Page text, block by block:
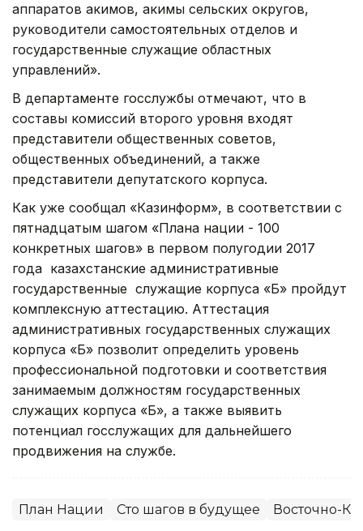
аппаратов акимов, акимы сельских округов,
руководители самостоятельных отделов и
государственные служащие областных
управлений».
В департаменте госслужбы отмечают, что в
составы комиссий второго уровня входят
представители общественных советов,
общественных объединений, а также
представители депутатского корпуса.
Как уже сообщал «Казинформ», в соответствии с
пятнадцатым шагом «Плана нации - 100
конкретных шагов» в первом полугодии 2017
года казахстанские административные
государственные служащие корпуса «Б» пройдут
комплексную аттестацию. Аттестация
административных государственных служащих
корпуса «Б» позволит определить уровень
профессиональной подготовки и соответствия
занимаемым должностям государственных
служащих корпуса «Б», а также выявить
потенциал госслужащих для дальнейшего
продвижения на службе.
План Нации Сто шагов в будущее Восточно-